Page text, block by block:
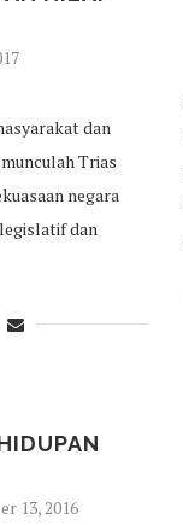
dan
Trias
negara
dan
13, 2016